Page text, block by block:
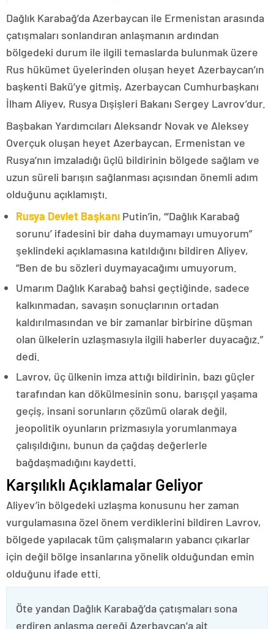
Dağlık Karabağ’da Azerbaycan ile Ermenistan arasında
çatışmaları sonlandıran anlaşmanın ardından
bölgedeki durum ile ilgili temaslarda bulunmak üzere
Rus hükümet üyelerinden oluşan heyet Azerbaycan’ın
başkenti Bakü’ye gitmiş, Azerbaycan Cumhurbaşkanı
İlham Aliyev, Rusya Dışişleri Bakanı Sergey Lavrov’dur.
Başbakan Yardımcıları Aleksandr Novak ve Aleksey
Overçuk oluşan heyet Azerbaycan, Ermenistan ve
Rusya’nın imzaladığı üçlü bildirinin bölgede sağlam ve
uzun süreli barışın sağlanması açısından önemli adım
olduğunu açıklamıştı.
Rusya Devlet Başkanı Putin’in, “‘Dağlık Karabağ
sorunu’ ifadesini bir daha duymamayı umuyorum”
şeklindeki açıklamasına katıldığını bildiren Aliyev,
“Ben de bu sözleri duymayacağımı umuyorum.
Umarım Dağlık Karabağ bahsi geçtiğinde, sadece
kalkınmadan, savaşın sonuçlarının ortadan
kaldırılmasından ve bir zamanlar birbirine düşman
olan ülkelerin uzlaşmasıyla ilgili haberler duyacağız.”
dedi.
Lavrov, üç ülkenin imza attığı bildirinin, bazı güçler
tarafından kan dökülmesinin sonu, barışçıl yaşama
geçiş, insani sorunların çözümü olarak değil,
jeopolitik oyunların prizmasıyla yorumlanmaya
çalışıldığını, bunun da çağdaş değerlerle
bağdaşmadığını kaydetti.
Karşılıklı Açıklamalar Geliyor
Aliyev’in bölgedeki uzlaşma konusunu her zaman
vurgulamasına özel önem verdiklerini bildiren Lavrov,
bölgede yapılacak tüm çalışmaların yabancı çıkarlar
için değil bölge insanlarına yönelik olduğundan emin
olduğunu ifade etti.
Öte yandan Dağlık Karabağ’da çatışmaları sona
erdiren anlaşma gereği Azerbaycan’a ait